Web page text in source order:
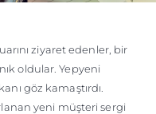
ziyaret edenler, bir
oldular. Yepyeni
göz kamaştırdı.
yeni müşteri sergi